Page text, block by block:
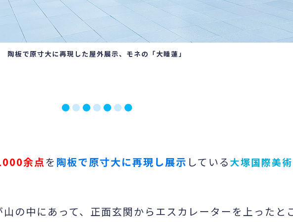
陶板で原寸大に再現した屋外展示、モネの「大睡蓮」
余点を陶板で原寸大に再現し展示 している 大塚国際美術
の中にあって、正面玄関からエスカレーターを上ったと